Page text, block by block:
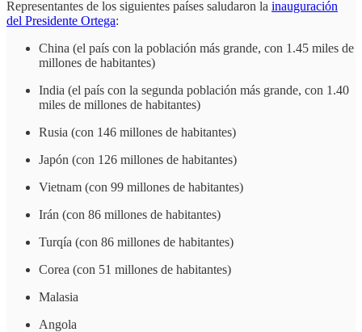
Representantes de los siguientes países saludaron la inauguración
del Presidente Ortega:
China (el país con la población más grande, con 1.45 miles de
millones de habitantes)
India (el país con la segunda población más grande, con 1.40
miles de millones de habitantes)
Rusia (con 146 millones de habitantes)
Japón (con 126 millones de habitantes)
Vietnam (con 99 millones de habitantes)
Irán (con 86 millones de habitantes)
Turqía (con 86 millones de habitantes)
Corea (con 51 millones de habitantes)
Malasia
Angola